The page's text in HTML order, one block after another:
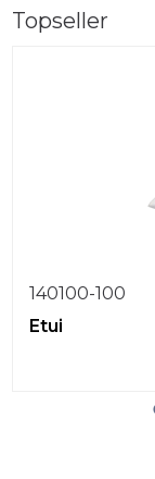
Topseller
140100-100
Etui